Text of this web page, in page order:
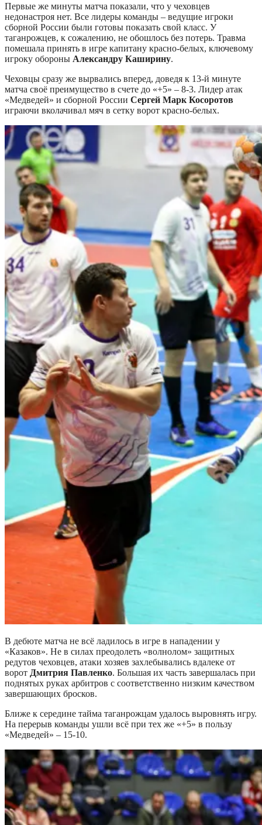
Первые же минуты матча показали, что у чеховцев
недонастроя нет. Все лидеры команды – ведущие игроки
сборной России были готовы показать свой класс. У
таганрожцев, к сожалению, не обошлось без потерь. Травма
помешала принять в игре капитану красно-белых, ключевому
игроку обороны Александру Каширину.
Чеховцы сразу же вырвались вперед, доведя к 13-й минуте
матча своё преимущество в счете до «+5» – 8-3. Лидер атак
«Медведей» и сборной России Сергей Марк Косоротов
играючи вколачивал мяч в сетку ворот красно-белых.
В дебюте матча не всё ладилось в игре в нападении у
«Казаков». Не в силах преодолеть «волнолом» защитных
редутов чеховцев, атаки хозяев захлебывались вдалеке от
ворот Дмитрия Павленко. Большая их часть завершалась при
поднятых руках арбитров с соответственно низким качеством
завершающих бросков.
Ближе к середине тайма таганрожцам удалось выровнять игру.
На перерыв команды ушли всё при тех же «+5» в пользу
«Медведей» – 15-10.